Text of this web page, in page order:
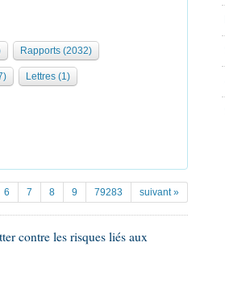
Rapports (2032)
Lettres (1)
6 7 8 9 79283 suivant »
contre les risques liés aux